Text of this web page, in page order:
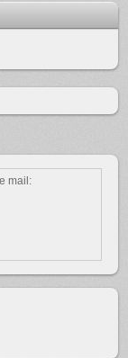
mail: